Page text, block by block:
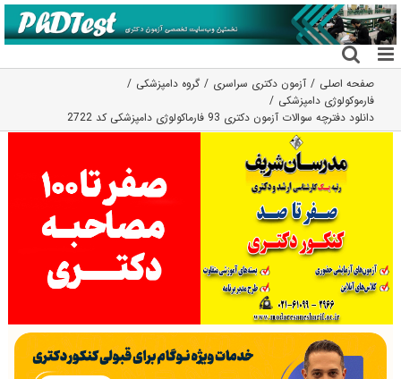
رفتن
به
محتوا
صفحه اصلی آزمون دکتری سراسری
گروه دامپزشکی
فارموکولوژی دامپزشکی
دانلود دفترچه سوالات آزمون دکتری 93 فارماکولوژی دامپزشکی کد 2722